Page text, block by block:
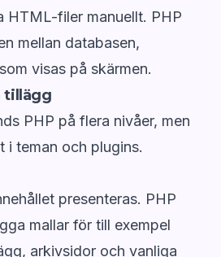
HTML-filer manuellt. PHP
mellan databasen,
visas på skärmen.
tillägg
PHP på flera nivåer, men
i teman och plugins.
presenteras. PHP
mallar för till exempel
arkivsidor och vanliga